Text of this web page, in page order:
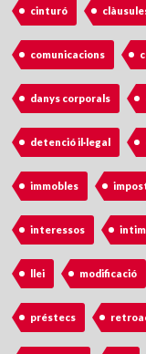
cinturó
comunicacions
danys corporals
detenció il·legal
immobles
interessos
llei modificació
préstecs